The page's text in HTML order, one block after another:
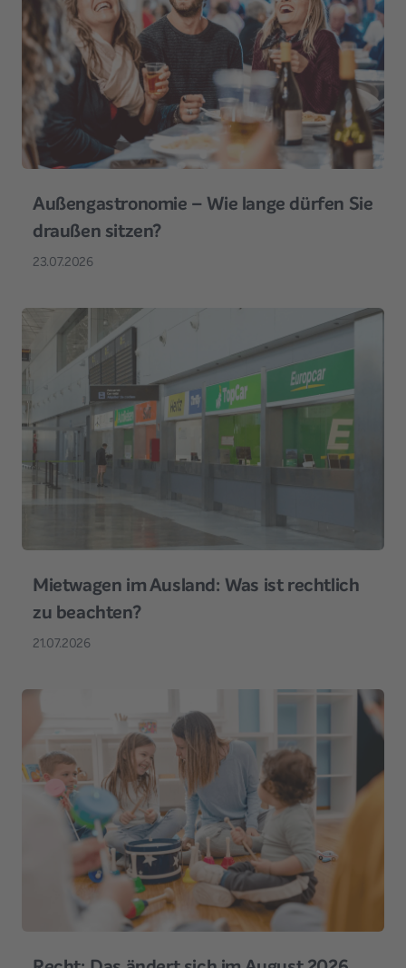
Außengastronomie – Wie lange dürfen Sie
draußen sitzen?
23.07.2026
Mietwagen im Ausland: Was ist rechtlich
zu beachten?
21.07.2026